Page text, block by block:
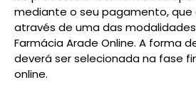
mediante o seu pagamento, que
através de uma das
Farmácia Arade Online. A forma
deverá ser selecionada na fase
online.